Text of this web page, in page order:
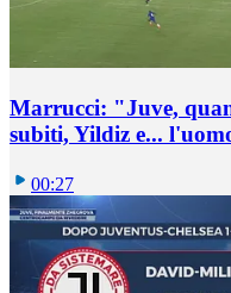
Marrucci: "Juve,
subiti, Yildiz e...
00:27